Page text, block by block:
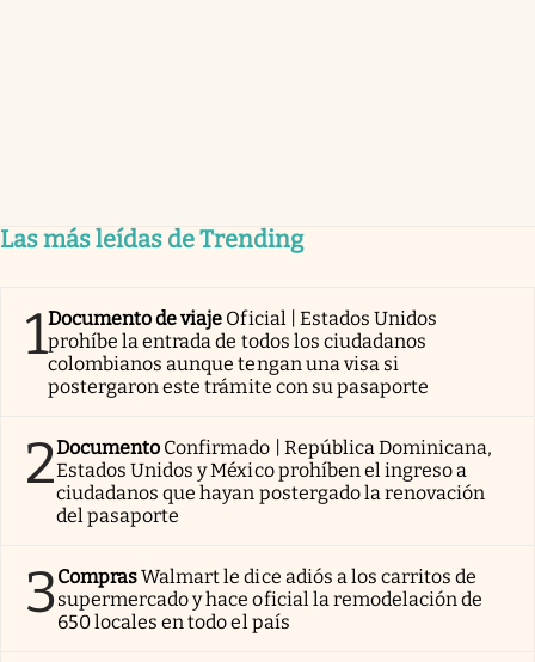
Las más leídas de Trending
1Documento de viaje Oficial | Estados Unidos
prohíbe la entrada de todos los ciudadanos
colombianos aunque tengan una visa si
postergaron este trámite con su pasaporte
2Documento Confirmado | República Dominicana,
Estados Unidos y México prohíben el ingreso a
ciudadanos que hayan postergado la renovación
del pasaporte
3ComprasWalmart le dice adiós a los carritos de
supermercado y hace oficial la remodelación de
650 locales en todo el país